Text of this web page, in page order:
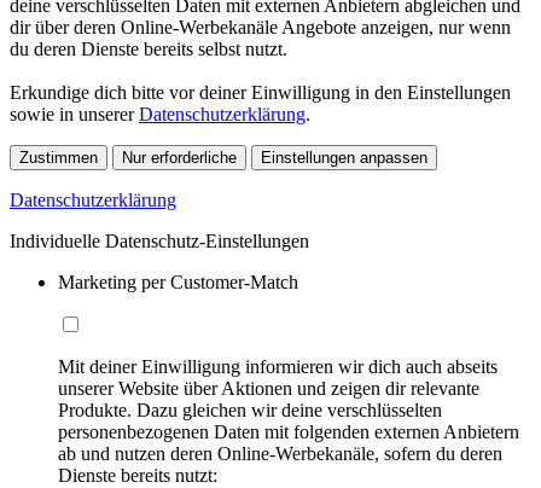
deine verschlüsselten Daten mit externen Anbietern abgleichen und
dir über deren Online-Werbekanäle Angebote anzeigen, nur wenn
du deren Dienste bereits selbst nutzt.
Erkundige dich bitte vor deiner Einwilligung in den Einstellungen
sowie in unsererDatenschutzerklärung.
Zustimmen Nur erforderliche Einstellungen anpassen
Datenschutzerklärung
Individuelle Datenschutz-Einstellungen
Marketing per Customer-Match
Mit deiner Einwilligung informieren wir dich auch abseits
unserer Website über Aktionen und zeigen dir relevante
Produkte. Dazu gleichen wir deine verschlüsselten
personenbezogenen Daten mit folgenden externen Anbietern
ab und nutzen deren Online-Werbekanäle, sofern du deren
Dienste bereits nutzt: